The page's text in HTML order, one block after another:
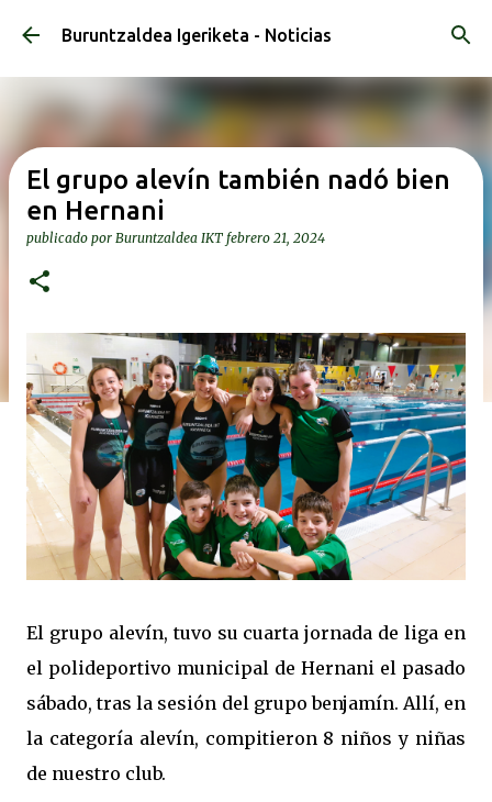
Ir al contenido principal
Buruntzaldea Igeriketa - Noticias
El grupo alevín también nadó bien
en Hernani
publicado por Buruntzaldea IKT febrero 21, 2024
El grupo alevín, tuvo su cuarta jornada de liga en
el polideportivo municipal de Hernani el pasado
sábado, tras la sesión del grupo benjamín. Allí, en
la categoría alevín, compitieron 8 niños y niñas
de nuestro club.